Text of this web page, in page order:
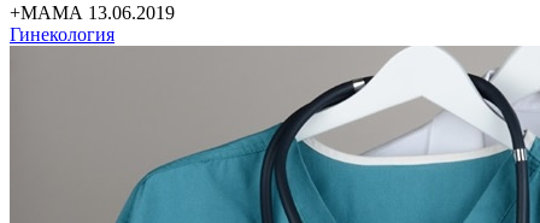
+МАМА 13.06.2019
Гинекология